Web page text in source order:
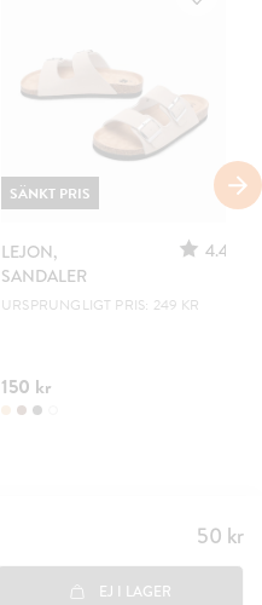
LEJON,
SANDALER
4.4
URSPRUNGLIGT PRIS: 249 KR
150 kr
SÄNKT PRIS
Pris:
50 kr
50 kr
EJ I LAGER